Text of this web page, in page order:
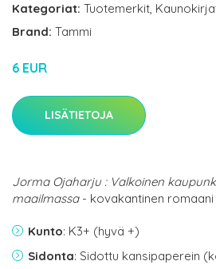
Kategoriat: Tuotemerkit,
Brand: Tammi
6 EUR
LISÄTIETOJA
Jorma Ojaharju : Valkoinen
maailmassa- kovakantinen romaani
Kunto: K3+ (hyvä +)
Sidonta: Sidottu kansipaperein